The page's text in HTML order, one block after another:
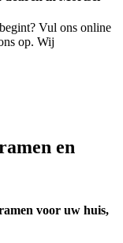
Vul ons online
op. Wij
en
voor uw huis,